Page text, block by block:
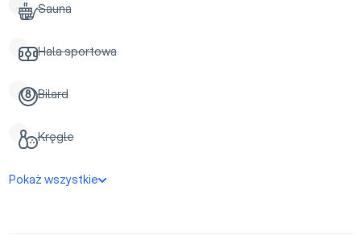
Sauna
Hala sportowa
Bilard
Kręgle
Pokaż wszystkie